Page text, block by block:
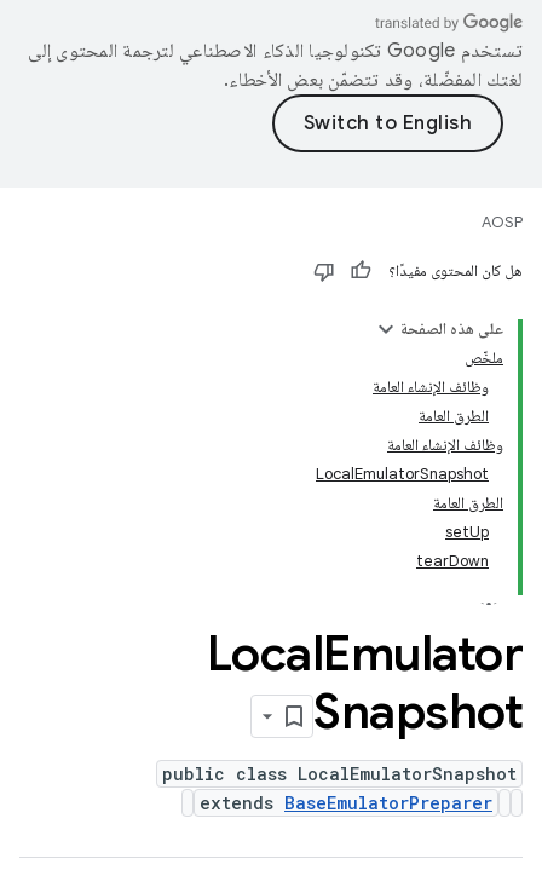
تستخدم Google تكنولوجيا الذكاء الاصطناعي لترجمة المحتوى إلى
لغتك المفضّلة، وقد تتضمّن بعض الأخطاء.
AOSP
هل كان المحتوى مفيدًا؟
على هذه الصفحة
ملخّص
وظائف الإنشاء العامة
الطرق العامة
وظائف الإنشاء العامة
LocalEmulatorSnapshot
الطرق العامة
setUp
tearDown
LocalEmulator
Snapshot
public class LocalEmulatorSnapshot
extends BaseEmulatorPreparer